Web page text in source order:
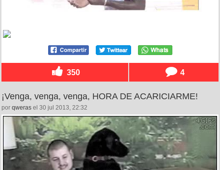
350 4
¡Venga, venga, venga, HORA DE ACARICIARME!
por qweras el 30 jul 2013, 22:32